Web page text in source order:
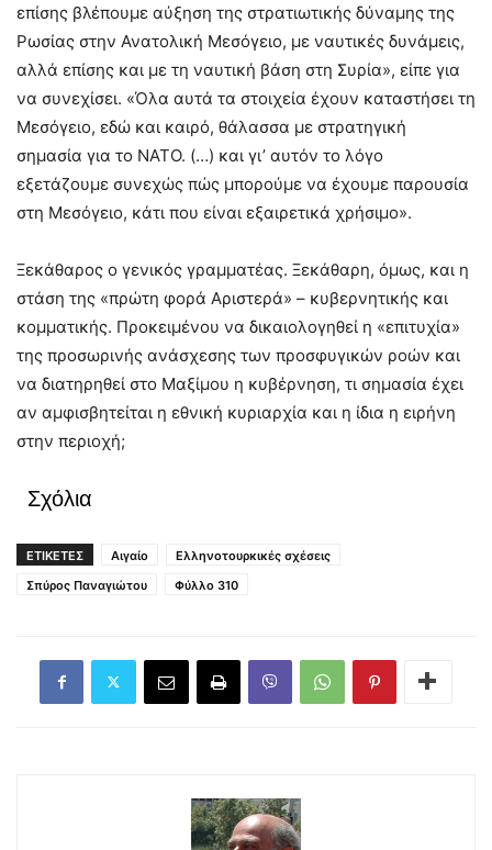
επίσης βλέπουμε αύξηση της στρατιωτικής δύναμης της
Ρωσίας στην Ανατολική Μεσόγειο, με ναυτικές δυνάμεις,
αλλά επίσης και με τη ναυτική βάση στη Συρία», είπε για
να συνεχίσει. «Όλα αυτά τα στοιχεία έχουν καταστήσει τη
Μεσόγειο, εδώ και καιρό, θάλασσα με στρατηγική
σημασία για το ΝΑΤΟ. (…) και γι’ αυτόν το λόγο
εξετάζουμε συνεχώς πώς μπορούμε να έχουμε παρουσία
στη Μεσόγειο, κάτι που είναι εξαιρετικά χρήσιμο».
Ξεκάθαρος ο γενικός γραμματέας. Ξεκάθαρη, όμως, και η
στάση της «πρώτη φορά Αριστερά» – κυβερνητικής και
κομματικής. Προκειμένου να δικαιολογηθεί η «επιτυχία»
της προσωρινής ανάσχεσης των προσφυγικών ροών και
να διατηρηθεί στο Μαξίμου η κυβέρνηση, τι σημασία έχει
αν αμφισβητείται η εθνική κυριαρχία και η ίδια η ειρήνη
στην περιοχή;
Σχόλια
ΕΤΙΚΕΤΕΣ Αιγαίο
Ελληνοτουρκικές σχέσεις
Σπύρος Παναγιώτου
Φύλλο 310